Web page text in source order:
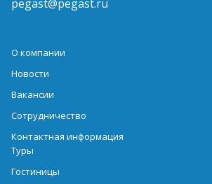
pegast@pegast.ru
О компании
Новости
Вакансии
Сотрудничество
Контактная информация
Туры
Гостиницы